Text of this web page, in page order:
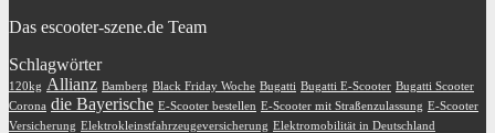
Das escooter-szene.de Team
Schlagwörter
120kg Allianz Bamberg Black Friday Woche Bugatti Bugatti E-Scooter Bugatti Scooter
Corona die Bayerische E-Scooter bestellen E-Scooter mit Straßenzulassung E-Scooter
Versicherung Elektrokleinstfahrzeugeversicherung Elektromobilität in Deutschland